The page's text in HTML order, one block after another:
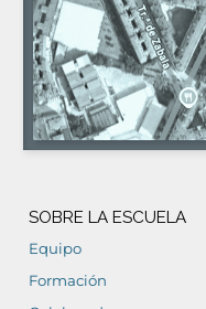
SOBRE LA ESCUELA
Equipo
Formación